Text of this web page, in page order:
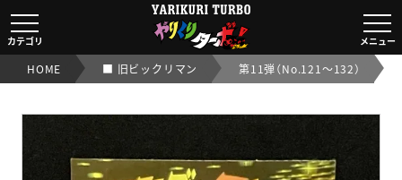
ワンダーマリア
【旧/第11弾】｜【ビックリマンシール実店舗買取OK/交渉
カテゴリ メニュー
HOME ■ 旧ビックリマン 第11弾（No.121～132）